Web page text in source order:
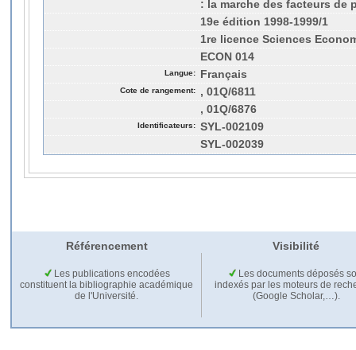
: la marche des facteurs de
19e édition 1998-1999/1
1re licence Sciences
ECON 014
Langue: Français
Cote de rangement:
, 01Q/6811
, 01Q/6876
Identificateurs: SYL-002109
SYL-002039
Référencement Visibilité
Les publications encodées
constituent la bibliographie académique
de l'Université.
Les documents déposés
indexés par les moteurs de
(Google Scholar,…).